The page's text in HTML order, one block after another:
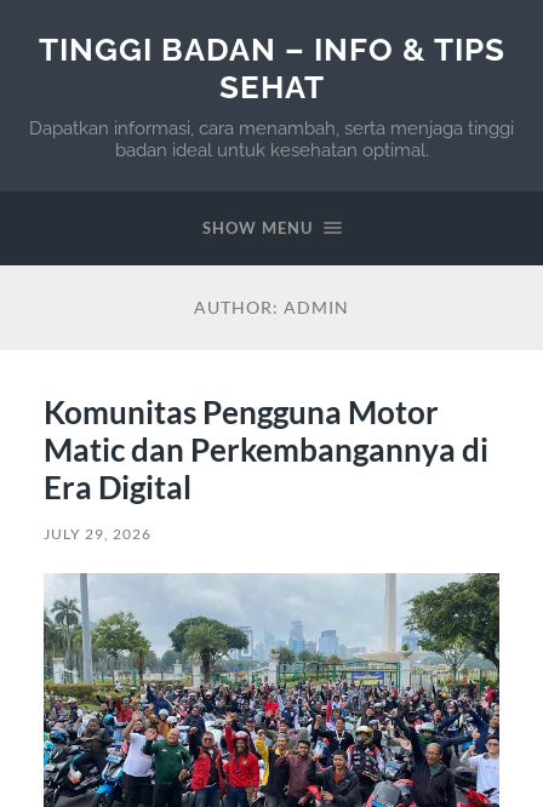
TINGGI BADAN – INFO & TIPS
SEHAT
Dapatkan informasi, cara menambah, serta menjaga tinggi
badan ideal untuk kesehatan optimal.
SHOW MENU
AUTHOR: ADMIN
Komunitas Pengguna Motor
Matic dan Perkembangannya di
Era Digital
JULY 29, 2026